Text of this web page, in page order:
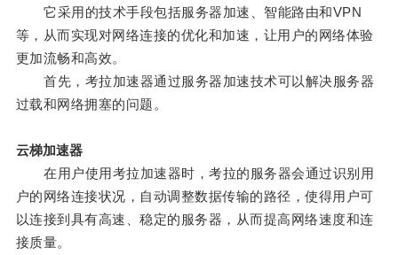
它采用的技术手段包括服务器加速、智能路由和VPN
等，从而实现对网络连接的优化和加速，让用户的网络体验
更加流畅和高效。
首先，考拉加速器通过服务器加速技术可以解决服务器
过载和网络拥塞的问题。
云梯加速器
在用户使用考拉加速器时，考拉的服务器会通过识别用
户的网络连接状况，自动调整数据传输的路径，使得用户可
以连接到具有高速、稳定的服务器，从而提高网络速度和连
接质量。